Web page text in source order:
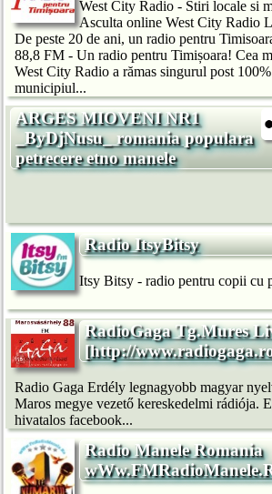
West City Radio - Stiri locale si
Asculta online West City Radio
De peste 20 de ani, un radio pentru
88,8 FM - Un radio pentru Timișoara! Cea
West City Radio a rămas singurul post
municipiul...
ARGES MIOVENI NR1
_ByDjNusu_ romania populara
petrecere etno manele
Radio ItsyBitsy
Itsy Bitsy - radio pentru copii cu
RadioGaga Tg.Mures
[http://
Radio Gaga Erdély legnagyobb magyar
Maros megye vezető kereskedelmi rádiója.
hivatalos facebook...
Radio Manele Romania